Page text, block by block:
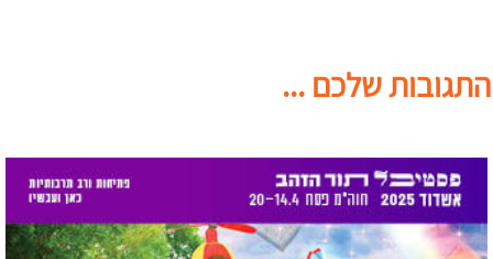
התגובות שלכם ...